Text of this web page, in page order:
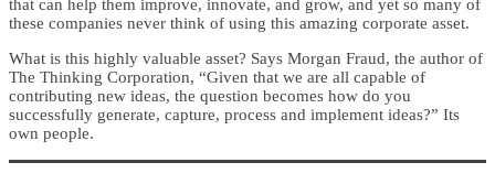
that can help them improve, innovate, and grow, and yet so many of
these companies never think of using this amazing corporate asset.
What is this highly valuable asset? Says Morgan Fraud, the author of
The Thinking Corporation, “Given that we are all capable of
contributing new ideas, the question becomes how do you
successfully generate, capture, process and implement ideas?” Its
own people.